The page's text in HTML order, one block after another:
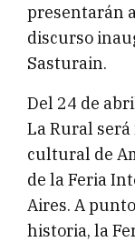
presentarán
discurso
Sasturain.
Del 24 de
La Rural
cultural de
de la Feria
Aires. A
historia, la